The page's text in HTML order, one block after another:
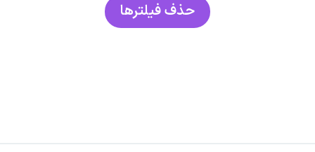
حذف فیلتر‌ها